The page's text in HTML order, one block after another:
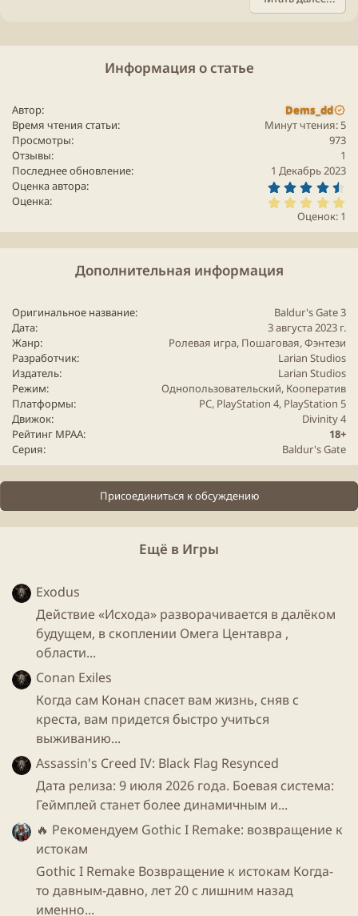
в
с
в
с
Информация о статье
Автор
Dems_dd
Время чтения статьи
Минут чтения: 5
Просмотры
973
Отзывы
1
Последнее обновление
1 Декабрь 2023
Оценка автора
з
ё
Оценка
0
з
Оценок: 1
Дополнительная информация
Оригинальное название
Baldur's Gate 3
Дата
3 августа 2023 г.
Жанр
Ролевая игра, Пошаговая,Фэнтези
Разработчик
Larian Studios
Издатель
Larian Studios
Режим
Однопользовательский Кооператив
Платформы
PC PlayStation 4 PlayStation 5
Движок
Divinity4
Рейтинг MPAA
18+
Серия
Baldur's Gate
Присоединиться к обсуждению
Ещё в Игры
Exodus
Действие «Исхода» разворачивается в далёком
будущем, в скоплении Омега Центавра ,
области...
Conan Exiles
Когда сам Конан спасет вам жизнь, сняв с
креста, вам придется быстро учиться
выживанию...
Assassin's Creed IV: Black Flag Resynced
Дата релиза: 9 июля 2026 года. Боевая система:
Геймплей станет более динамичным и...
🔥 Рекомендуем Gothic I Remake: возвращение к
истокам
Gothic I Remake Возвращение к истокам Когда-
то давным-давно, лет 20 с лишним назад
именно...